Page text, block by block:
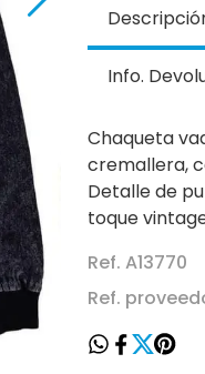
Info.
Chaqueta
cremallera,
Detalle de
toque
Ref. A13770
Ref.